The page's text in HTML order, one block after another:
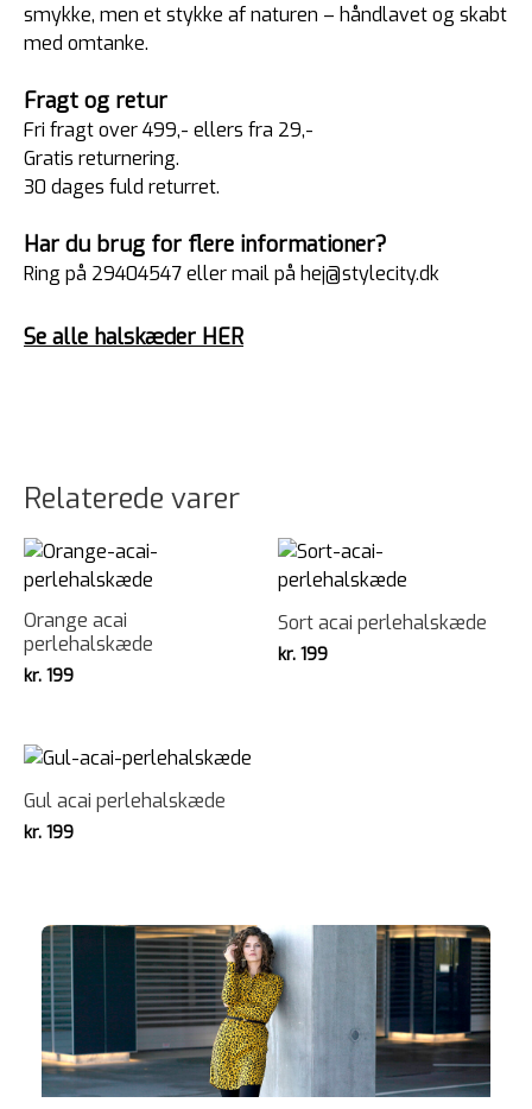
smykke, men et stykke af naturen – håndlavet og skabt
med omtanke.
Fragt og retur
Fri fragt over 499,- ellers fra 29,-
Gratis returnering.
30 dages fuld returret.
Har du brug for flere informationer?
Ring på 29404547 eller mail på hej@stylecity.dk
Se alle halskæder HER
Relaterede varer
Orange acai
perlehalskæde
kr. 199
Sort acai perlehalskæde
kr. 199
Gul acai perlehalskæde
kr. 199